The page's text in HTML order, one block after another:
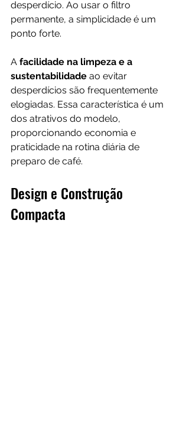
desperdício. Ao usar o filtro
permanente, a simplicidade é um
ponto forte.
A facilidade na limpeza e a
sustentabilidade ao evitar
desperdícios são frequentemente
elogiadas. Essa característica é um
dos atrativos do modelo,
proporcionando economia e
praticidade na rotina diária de
preparo de café.
Design e Construção
Compacta